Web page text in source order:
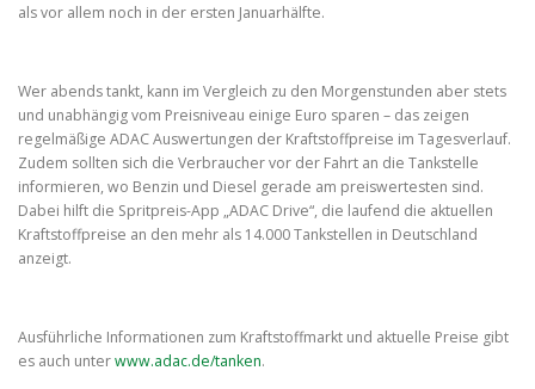
als vor allem noch in der ersten Januarhälfte.
Wer abends tankt, kann im Vergleich zu den Morgenstunden aber stets
und unabhängig vom Preisniveau einige Euro sparen – das zeigen
regelmäßige ADAC Auswertungen der Kraftstoffpreise im Tagesverlauf.
Zudem sollten sich die Verbraucher vor der Fahrt an die Tankstelle
informieren, wo Benzin und Diesel gerade am preiswertesten sind.
Dabei hilft die Spritpreis-App „ADAC Drive“, die laufend die aktuellen
Kraftstoffpreise an den mehr als 14.000 Tankstellen in Deutschland
anzeigt.
Ausführliche Informationen zum Kraftstoffmarkt und aktuelle Preise gibt
es auch unterwww.adac.de/tanken.